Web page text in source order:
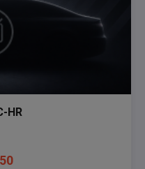
HR